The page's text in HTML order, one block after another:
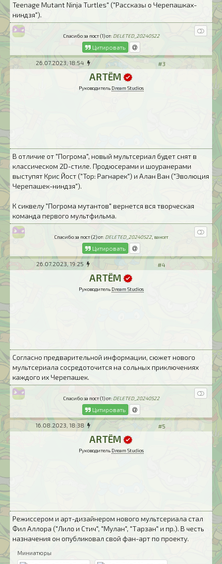
Teenage Mutant Ninja Turtles" ("Рассказы о Черепашках-
ниндзя").
Спасибо за пост (1) от: DELETED_20240522
Цитировать
26.07.2023, 18:54 #3
ARTЁM
Руководитель Dream Studios
В отличие от "Погрома", новый мультсериал будет снят в
классическом 2D-стиле. Продюсерами и шоуранерами
выступят Крис Йост ("Тор: Рагнарек") и Алан Ван ("Эволюция
Черепашек-ниндзя").
К сиквелу "Погрома мутантов" вернется вся творческая
команда первого мультфильма.
Спасибо за пост (2) от: DELETED_20240522, вансет
Цитировать
26.07.2023, 19:25 #4
ARTЁM
Руководитель Dream Studios
Согласно предварительной информации, сюжет нового
мультсериала сосредоточится на сольных приключениях
каждого их Черепашек.
Спасибо за пост (1) от: DELETED_20240522
Цитировать
16.08.2023, 18:38 #5
ARTЁM
Руководитель Dream Studios
Режиссером и арт-дизайнером нового мультсериала стал
Фил Аллора ("Лило и Стич", "Мулан", "Тарзан" и пр.). В честь
назначения он опубликовал свой фан-арт по проекту.
Миниатюры